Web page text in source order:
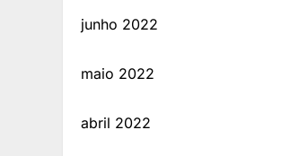
junho 2022
maio 2022
abril 2022